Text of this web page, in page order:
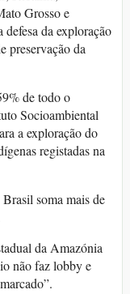
Grosso e
da exploração
preservação da
de todo o
Socioambiental
a exploração do
registadas na
soma mais de
da Amazónia
não faz lobby e